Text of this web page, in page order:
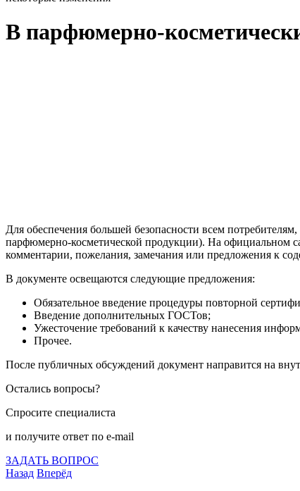
В парфюмерно-
Для обеспечения большей безопасности всем
парфюмерно-косметической продукции). На официальном
комментарии, пожелания, замечания или предложения к
В документе освещаются следующие предложения:
Обязательное введение процедуры повторной
Введение дополнительных ГОСТов;
Ужесточение требований к качеству нанесения
Прочее.
После публичных обсуждений документ направится на
Остались вопросы?
Спросите специалиста
и получите ответ по e-mail
ЗАДАТЬ ВОПРОС
Назад Вперёд